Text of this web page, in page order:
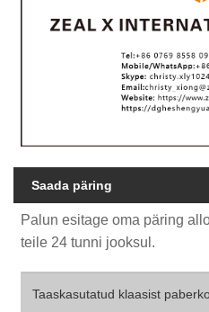
Saada päring
Palun esitage oma päring
teile 24 tunni jooksul.